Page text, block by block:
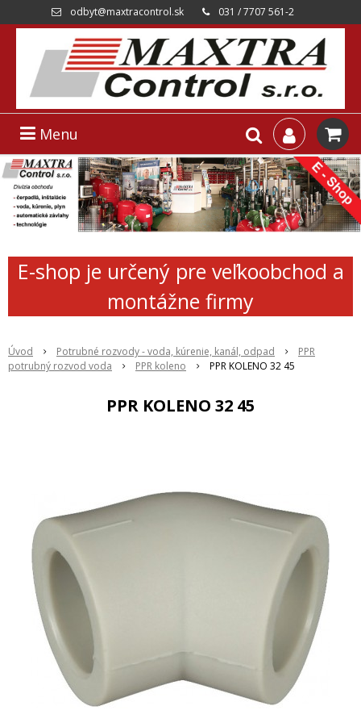
odbyt@maxtracontrol.sk 031 / 7707 561-2
Menu
E-shop je určený pre veľkoobchod a
montážne firmy
Úvod Potrubné rozvody - voda, kúrenie, kanál, odpad
PPR
potrubný rozvod voda
PPR koleno PPR KOLENO 32 45
PPR KOLENO 32 45